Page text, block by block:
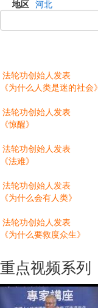
地区 河北
法轮功创始人发表
《为什么人类是迷的社会》
法轮功创始人发表
《惊醒》
法轮功创始人发表
《法难》
法轮功创始人发表
《为什么会有人类》
法轮功创始人发表
《为什么要救度众生》
重点视频系列